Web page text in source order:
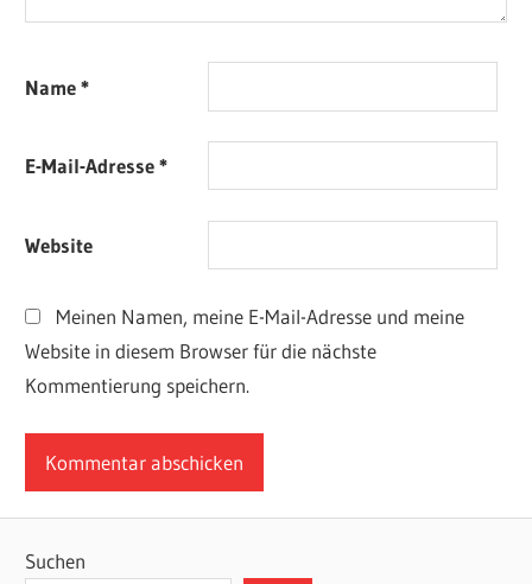
Name*
E-Mail-Adresse*
Website
Meinen Namen, meine E-Mail-Adresse und meine
Website in diesem Browser für die nächste
Kommentierung speichern.
Suchen